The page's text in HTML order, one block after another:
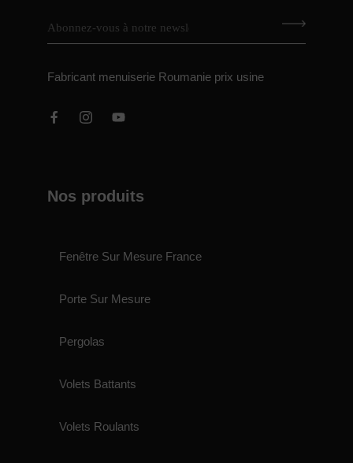
Fabricant menuiserie Roumanie prix usine
Nos produits
Fenêtre Sur Mesure France
Porte Sur Mesure
Pergolas
Volets Battants
Volets Roulants